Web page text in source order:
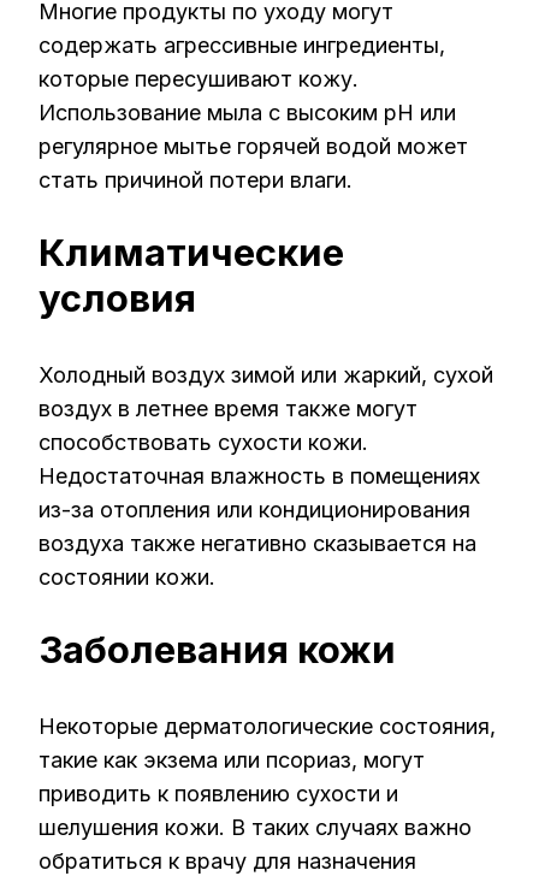
Многие продукты по уходу могут
содержать агрессивные ингредиенты,
которые пересушивают кожу.
Использование мыла с высоким pH или
регулярное мытье горячей водой может
стать причиной потери влаги.
Климатические
условия
Холодный воздух зимой или жаркий, сухой
воздух в летнее время также могут
способствовать сухости кожи.
Недостаточная влажность в помещениях
из-за отопления или кондиционирования
воздуха также негативно сказывается на
состоянии кожи.
Заболевания кожи
Некоторые дерматологические состояния,
такие как экзема или псориаз, могут
приводить к появлению сухости и
шелушения кожи. В таких случаях важно
обратиться к врачу для назначения